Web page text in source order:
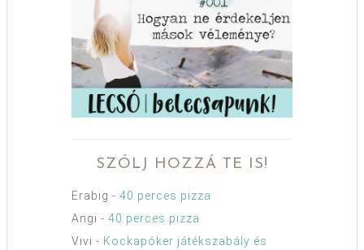
SZÓLJ HOZZÁ TE IS!
Erabig - 40 perces pizza
Angi - 40 perces pizza
Vivi - Kockapóker játékszabály és